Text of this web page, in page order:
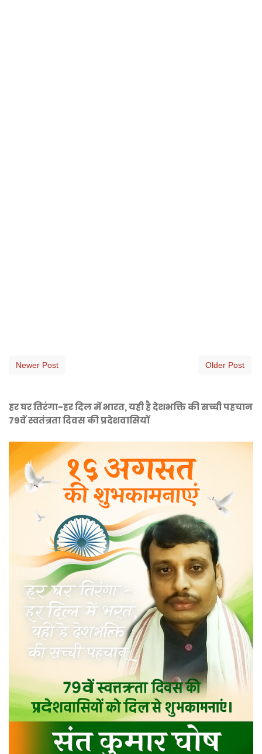
Newer Post Older Post
हर घर तिरंगा-हर दिल में भारत, यही है देशभक्ति की सच्ची पहचान
79वें स्वतंत्रता दिवस की प्रदेशवासियों